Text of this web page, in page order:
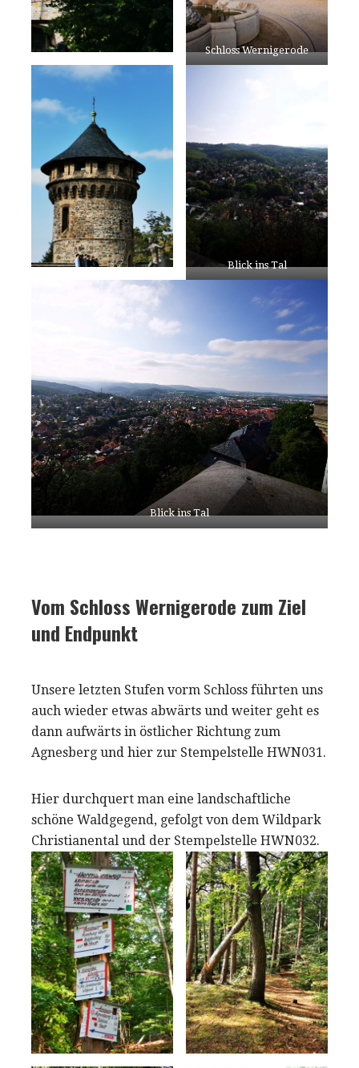
Schloss Wernigerode
Blick ins Tal
Blick ins Tal
Vom Schloss Wernigerode zum Ziel
und Endpunkt
Unsere letzten Stufen vorm Schloss führten uns
auch wieder etwas abwärts und weiter geht es
dann aufwärts in östlicher Richtung zum
Agnesberg und hier zur Stempelstelle HWN031.
Hier durchquert man eine landschaftliche
schöne Waldgegend, gefolgt von dem Wildpark
Christianental und der Stempelstelle HWN032.